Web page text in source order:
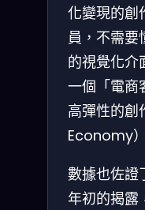
化變現的創
員，不需要
的視覺化介
一個「電商
高彈性的
Economy
數據也佐證
年初的揭露